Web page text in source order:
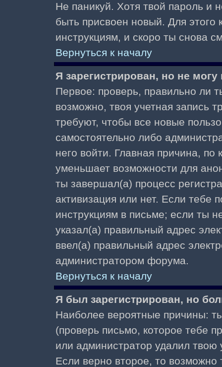
Не паникуй. Хотя твой пароль и
быть присвоен новый. Для этого
инструкциям, и скоро ты снова
Вернуться к началу
Я зарегистрирован, но не могу
Первое: проверь, правильно ли
возможно, твоя учетная запись
требуют, чтобы все новые
самостоятельно либо
него войти. Главная причина,
уменьшает возможности для
ты завершал(а) процесс
активизация или нет. Если тебе
инструкциям в письме; если ты
указал(а) правильный адрес
ввел(а) правильный адрес
администратором форума.
Вернуться к началу
Я был зарегистрирован, но
Наиболее вероятные причины:
(проверь письмо, которое тебе
или администратор удалил твою
Если верно второе, то